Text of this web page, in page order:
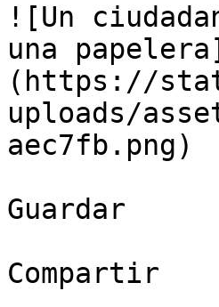
![Un
una papelera]
(https://
uploads/
aec7fb.png)
Guardar
Compartir